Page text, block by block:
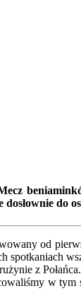
do
od
z
w